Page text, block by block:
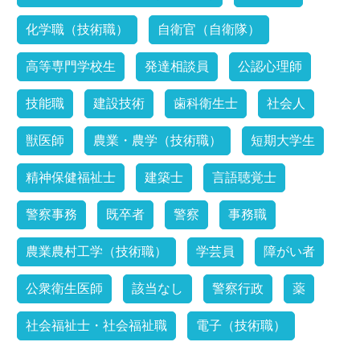
化学職（技術職） 自衛官（自衛隊）
高等専門学校生 発達相談員 公認心理師
技能職 建設技術 歯科衛生士 社会人
獣医師 農業・農学（技術職） 短期大学生
精神保健福祉士 建築士 言語聴覚士
警察事務 既卒者 警察 事務職
農業農村工学（技術職） 学芸員 障がい者
公衆衛生医師 該当なし 警察行政 薬
社会福祉士・社会福祉職 電子（技術職）